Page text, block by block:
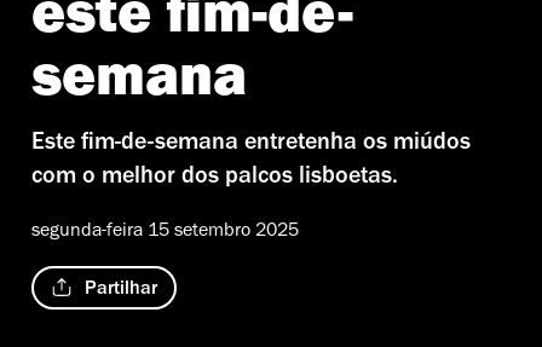
este fim-de-
semana
Este fim-de-semana entretenha os miúdos
com o melhor dos palcos lisboetas.
segunda-feira 15 setembro 2025
Partilhar